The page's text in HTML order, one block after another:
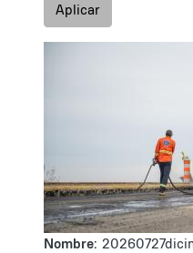
Aplicar
Nombre: